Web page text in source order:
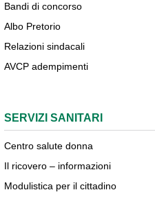
Bandi di concorso
Albo Pretorio
Relazioni sindacali
AVCP adempimenti
SERVIZI SANITARI
Centro salute donna
Il ricovero – informazioni
Modulistica per il cittadino